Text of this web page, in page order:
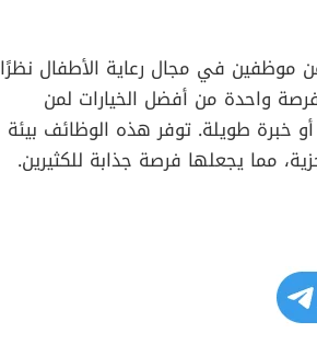
موظفين في مجال رعاية الأطفال نظرًا
واحدة من أفضل الخيارات لمن
خبرة طويلة. توفر هذه الوظائف بيئة
مما يجعلها فرصة جذابة للكثيرين.